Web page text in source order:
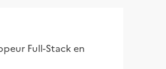
Full-Stack en